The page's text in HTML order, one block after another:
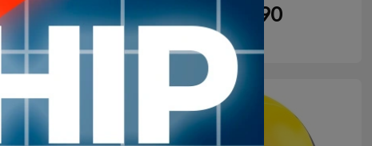
OFF 1.990
Agotado | sin fecha de arribo